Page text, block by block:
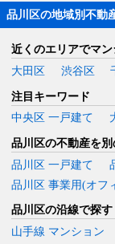
品川区の地域別不動
近くのエリアでマ
大田区
渋谷区
注目キーワード
中央区 一戸建て
品川区の不動産を
品川区 一戸建て
品川区 事業用(オフ
品川区の沿線で探す
山手線 マンション